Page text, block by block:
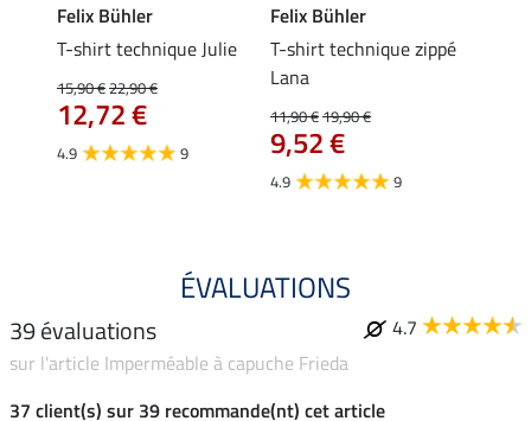
Felix Bühler
T-shirt technique Julie
15,90 €22,90 €
12,72 €
4.9 9
Felix Bühler
T-shirt technique zippé
Lana
11,90 €19,90 €
9,52 €
4.9 9
ÉVALUATIONS
39 évaluations
4.7
sur l'article Imperméable à capuche Frieda
37 client(s) sur 39 recommande(nt) cet article